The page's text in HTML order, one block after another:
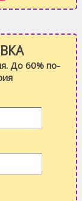
До 60% по-